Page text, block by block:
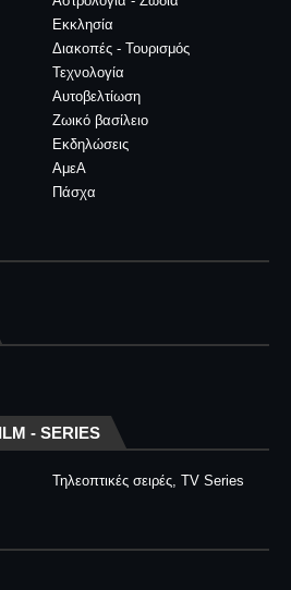
Εκκλησία
Διακοπές - Τουρισμός
Τεχνολογία
Αυτοβελτίωση
Ζωικό βασίλειο
Εκδηλώσεις
ΑμεΑ
Πάσχα
- SERIES
Τηλεοπτικές σειρές, TV Series